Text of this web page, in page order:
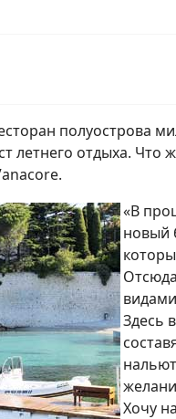
полуострова
летнего отдыха. Что
«В
новый
Здесь
Хочу